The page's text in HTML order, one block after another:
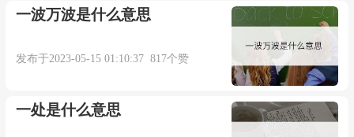
一波万波是什么意思
发布于2023-05-15 01:10:37 817个赞
一处是什么意思